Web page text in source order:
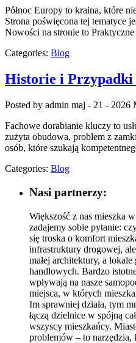
Północ Europy to kraina, które
Strona poświęcona tej tematyce
Nowości na stronie to
Categories: Blog
Historie i Przypadki
Posted by admin maj - 21 - 2026
Fachowe dorabianie kluczy to
zużyta obudowa, problem z
osób, które szukają
Categories: Blog
Nasi partnerzy:
Większość z nas mieszka
zadajemy sobie pytanie:
się troska o komfort
infrastruktury drogowej,
małej architektury, a
handlowych. Bardzo
wpływają na nasze
miejsca, w których
Im sprawniej działa, tym
łączą dzielnice w spójną
wszyscy mieszkańcy.
problemów – to narzędzia,